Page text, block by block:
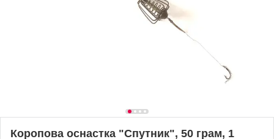
Коропова оснастка "Спутник", 50 грам, 1